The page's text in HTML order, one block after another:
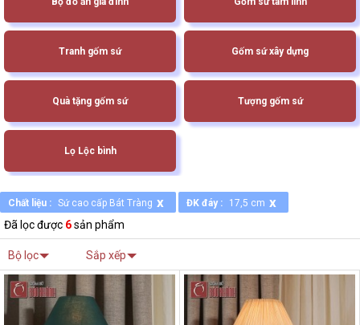
Tranh gốm sứ Gốm sứ xây dựng
Quà tặng gốm sứ Tượng gốm sứ
Lọ Lộc bình
Chất liệu : Sứ cao cấp Bát Tràng x ĐK đáy : 17,5 cm x
Đã lọc được 6sản phẩm
Bộ lọc Sắp xếp